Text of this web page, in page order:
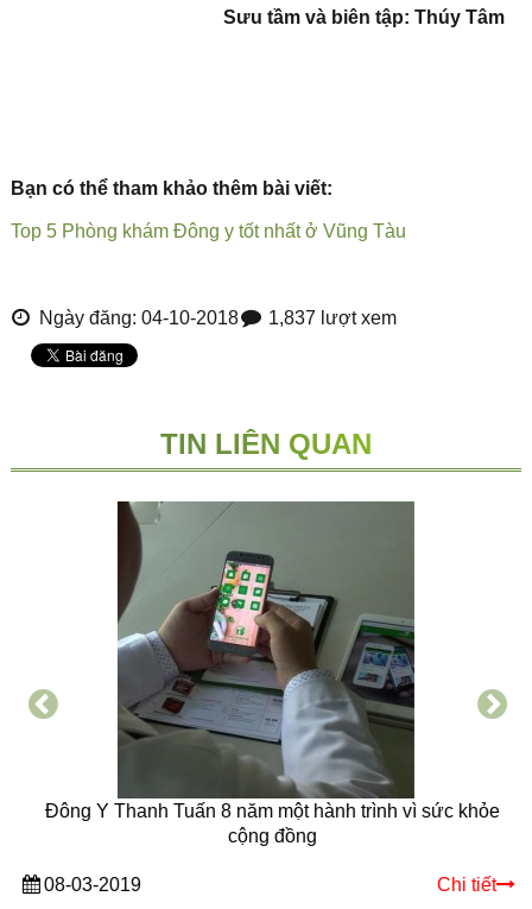
Sưu tầm và biên tập: Thúy Tâm
Bạn có thể tham khảo thêm bài viết:
Top 5 Phòng khám Đông y tốt nhất ở Vũng Tàu
Ngày đăng: 04-10-2018 1,837 lượt xem
TIN LIÊN QUAN
Đông Y Thanh Tuấn 8 năm một hành trình vì sức khỏe
cộng đồng
08-03-2019 Chi tiết